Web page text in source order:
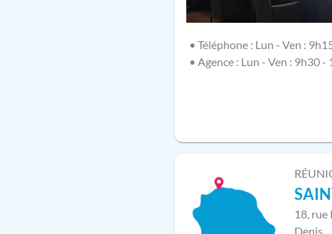
• Téléphone : Lun - Ven :
• Agence : Lun - Ven : 9h30
18,
Denis